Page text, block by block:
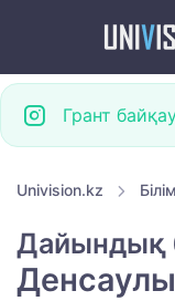
Грант
Univision.kz
Дайындық